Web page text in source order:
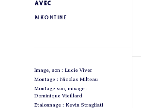
avec
Bikontine
Image, son : Lucie Viver
Montage : Nicolas Milteau
Montage son, mixage :
Dominique Vieillard
Etalonnage : Kevin Stragliati